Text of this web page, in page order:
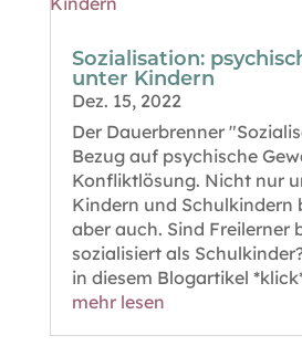
Sozialisation:
unter Kindern
Dez. 15, 2022
Der Dauerbrenner
Bezug auf psychische
Konfliktlösung. Nicht nur
Kindern und Schulkindern
aber auch. Sind Freilerner
sozialisiert als
in diesem Blogartikel
mehr lesen